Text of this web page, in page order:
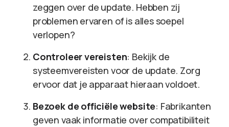
zeggen over de update. Hebben zij
problemen ervaren of is alles soepel
verlopen?
Controleer vereisten: Bekijk de
systeemvereisten voor de update. Zorg
ervoor dat je apparaat hieraan voldoet.
Bezoek de officiële website: Fabrikanten
geven vaak informatie over compatibiliteit